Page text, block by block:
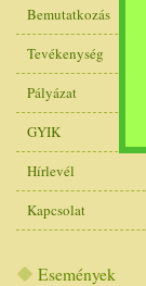
Bemutatkozás
Tevékenység
Pályázat
GYIK
Hírlevél
Kapcsolat
Események